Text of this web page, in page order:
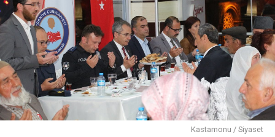
Kastamonu / Siyaset